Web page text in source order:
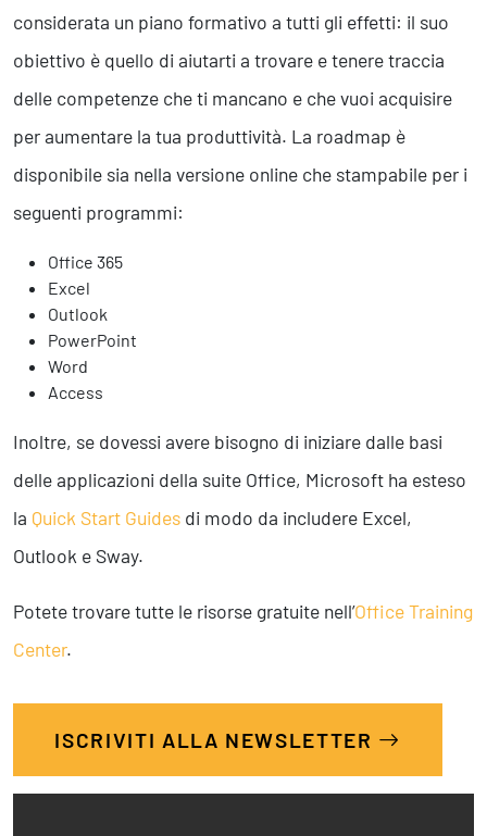
Smart Working
Efficientamento Aziendale
Project Management
Finanza & Gestione Economica
Risk Management
Sistemi di Gestione
Safety
Sicurezza sul Lavoro
Assistenza Ambientale
Sicurezza Alimentare
Cyber Security
considerata un piano formativo a tutti gli effetti: il suo
obiettivo è quello di aiutarti a trovare e tenere traccia
delle competenze che ti mancano e che vuoi acquisire
per aumentare la tua produttività. La roadmap è
disponibile sia nella versione online che stampabile per i
seguenti programmi:
Office 365
Excel
Outlook
PowerPoint
Word
Access
Inoltre, se dovessi avere bisogno di iniziare dalle basi
delle applicazioni della suite Office, Microsoft ha esteso
la Quick Start Guides di modo da includere Excel,
Outlook e Sway.
Potete trovare tutte le risorse gratuite nell’Office Training
Center.
ISCRIVITI ALLA NEWSLETTER